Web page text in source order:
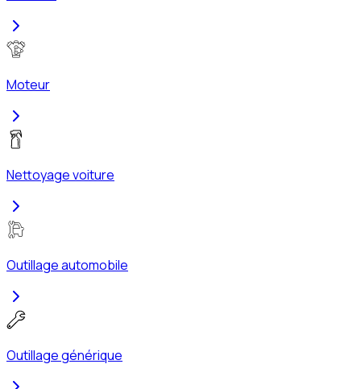
Moteur
Nettoyage voiture
Outillage automobile
Outillage générique